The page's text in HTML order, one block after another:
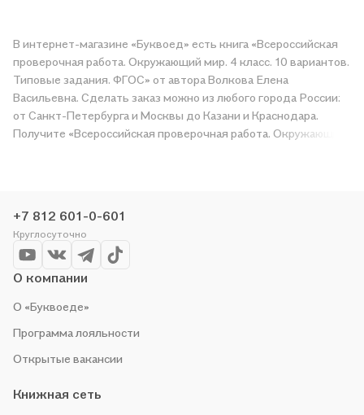
В интернет-магазине «Буквоед» есть книга «Всероссийская
проверочная работа. Окружающий мир. 4 класс. 10 вариантов.
Типовые задания. ФГОС» от автора Волкова Елена
Васильевна. Сделать заказ можно из любого города России:
от Санкт-Петербурга и Москвы до Казани и Краснодара.
Получите «Всероссийская проверочная работа. Окружающий
организуем конкурсы и проводим акции. Оставайтесь с нами,
чтобы не упустить выгоду!
+7 812 601-0-601
Круглосуточно
О компании
О «Буквоеде»
Программа лояльности
Открытые вакансии
Книжная сеть